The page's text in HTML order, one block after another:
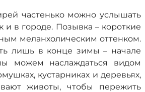
частенько можно услышать
и в городе. Позывка – короткие
меланхолическим оттенком.
лишь в конце зимы – начале
можем наслаждаться видом
кустарниках и деревьях,
животы, чтобы пережить